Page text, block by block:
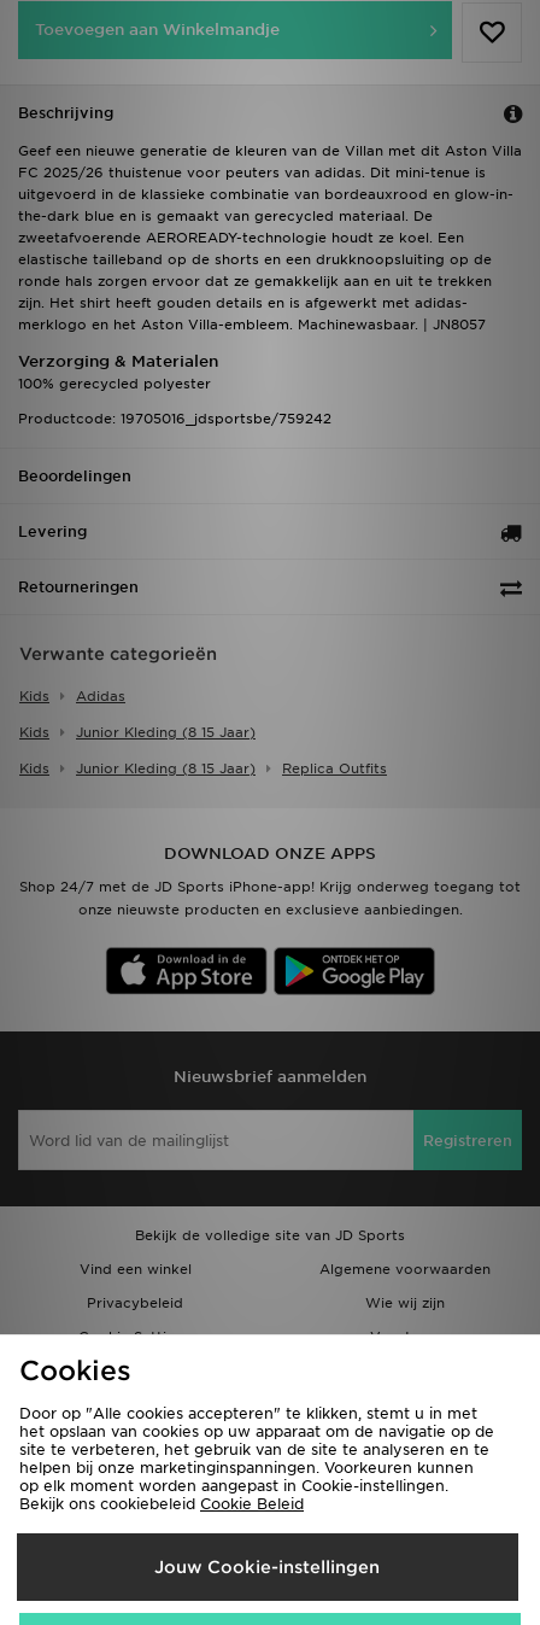
Toevoegen aan Winkelmandje
Beschrijving
Geef een nieuwe generatie de kleuren van de Villan met dit Aston Villa
FC 2025/26 thuistenue voor peuters van adidas. Dit mini-tenue is
uitgevoerd in de klassieke combinatie van bordeauxrood en glow-in-
the-dark blue en is gemaakt van gerecycled materiaal. De
zweetafvoerende AEROREADY-technologie houdt ze koel. Een
elastische tailleband op de shorts en een drukknoopsluiting op de
ronde hals zorgen ervoor dat ze gemakkelijk aan en uit te trekken
zijn. Het shirt heeft gouden details en is afgewerkt met adidas-
merklogo en het Aston Villa-embleem. Machinewasbaar. | JN8057
Verzorging & Materialen
100% gerecycled polyester
Productcode: 19705016_jdsportsbe/759242
Beoordelingen
Levering
Retourneringen
Verwante categorieën
Kids Adidas
Kids Junior Kleding (8 15 Jaar)
Kids Junior Kleding (8 15 Jaar) Replica Outfits
DOWNLOAD ONZE APPS
Shop 24/7 met de JD Sports iPhone-app! Krijg onderweg toegang tot
onze nieuwste producten en exclusieve aanbiedingen.
Nieuwsbrief aanmelden
Registreren
Bekijk de volledige site van JD Sports
Vind een winkel
Algemene voorwaarden
Privacybeleid
Wie wij zijn
Cookie Settings
Vacatures
Bestellingen en Levering
Verzenden Naar
België
Cookies
Door op "Alle cookies accepteren" te klikken, stemt u in met
het opslaan van cookies op uw apparaat om de navigatie op de
site te verbeteren, het gebruik van de site te analyseren en te
helpen bij onze marketinginspanningen. Voorkeuren kunnen
op elk moment worden aangepast in Cookie-instellingen.
Bekijk ons cookiebeleid Cookie Beleid
Jouw Cookie-instellingen